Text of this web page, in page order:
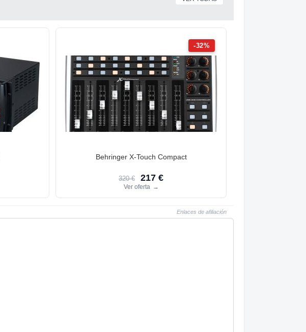
-32%
Behringer X-Touch Compact
320 € 217 €
Ver oferta →
Enlaces de afiliación